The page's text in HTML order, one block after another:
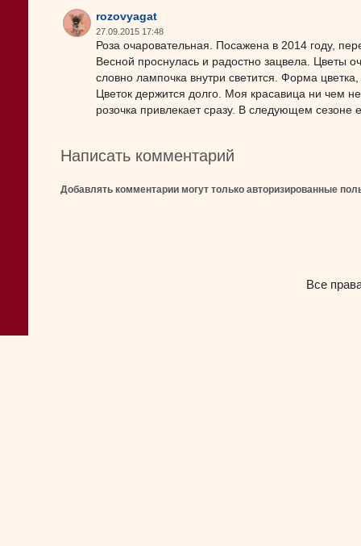
rozovyagat
27.09.2015 17:48
Роза очаровательная. Посажена в 2014 году,
Весной проснулась и радостно зацвела. Цветы
словно лампочка внутри светится. Форма
Цветок держится долго. Моя красавица ни чем
розочка привлекает сразу. В следующем
Написать комментарий
Добавлять комментарии могут только авторизированные
Все